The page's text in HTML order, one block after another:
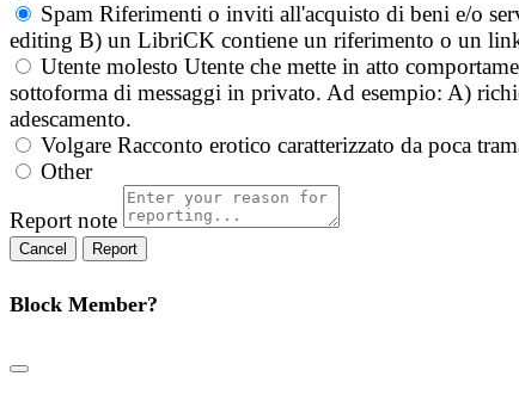
Spam Riferimenti o inviti all'acquisto di beni e/o
editing B) un LibriCK contiene un riferimento o un
Utente molesto Utente che mette in atto
sottoforma di messaggi in privato. Ad esempio: A)
adescamento.
Volgare Racconto erotico caratterizzato da poca
Other
Report note
Report
Block Member?